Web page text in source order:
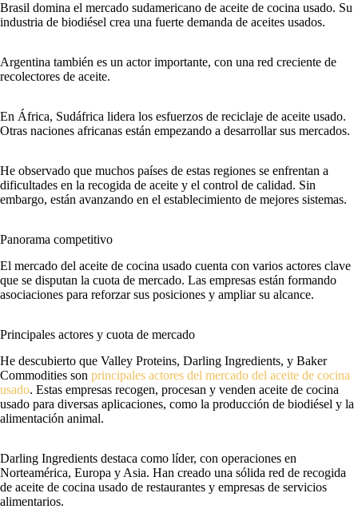
Brasil domina el mercado sudamericano de aceite de cocina usado. Su
industria de biodiésel crea una fuerte demanda de aceites usados.
Argentina también es un actor importante, con una red creciente de
recolectores de aceite.
En África, Sudáfrica lidera los esfuerzos de reciclaje de aceite usado.
Otras naciones africanas están empezando a desarrollar sus mercados.
He observado que muchos países de estas regiones se enfrentan a
dificultades en la recogida de aceite y el control de calidad. Sin
embargo, están avanzando en el establecimiento de mejores sistemas.
Panorama competitivo
El mercado del aceite de cocina usado cuenta con varios actores clave
que se disputan la cuota de mercado. Las empresas están formando
asociaciones para reforzar sus posiciones y ampliar su alcance.
Principales actores y cuota de mercado
He descubierto que Valley Proteins, Darling Ingredients, y Baker
Commodities son principales actores del mercado del aceite de cocina
usado. Estas empresas recogen, procesan y venden aceite de cocina
usado para diversas aplicaciones, como la producción de biodiésel y la
alimentación animal.
Darling Ingredients destaca como líder, con operaciones en
Norteamérica, Europa y Asia. Han creado una sólida red de recogida
de aceite de cocina usado de restaurantes y empresas de servicios
alimentarios.